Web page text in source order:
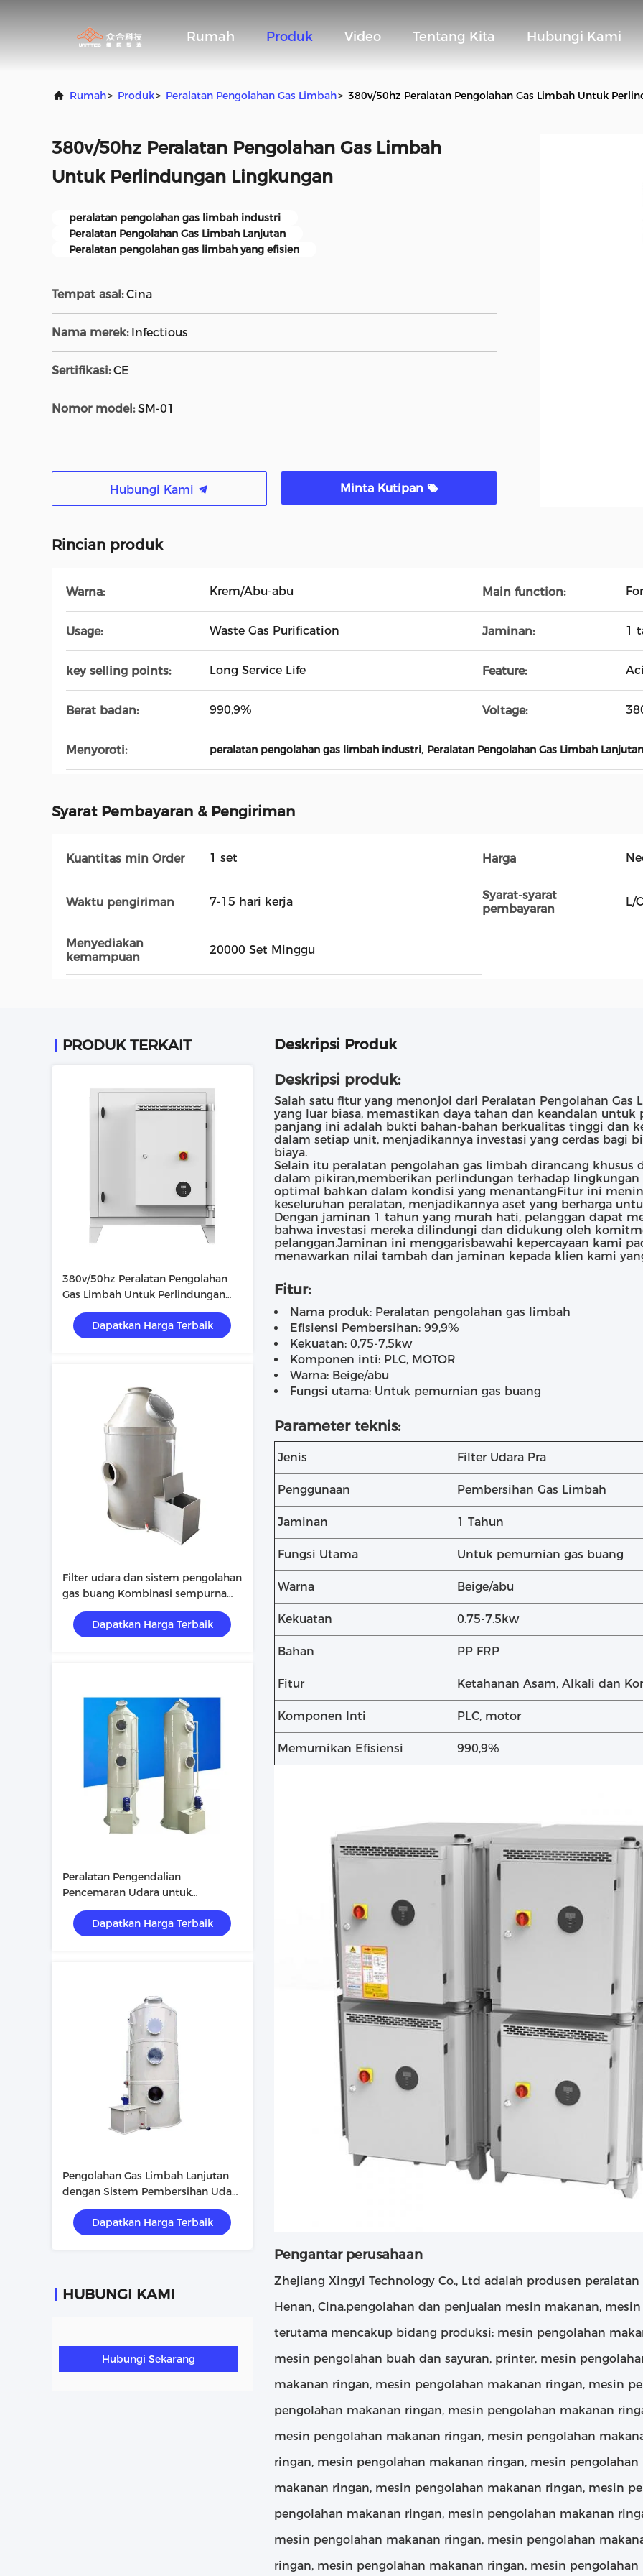
Rumah Produk Video Tentang Kita Hubungi Kami
Rumah> Produk> Peralatan Pengolahan Gas Limbah> 380v/50hz Peralatan Pengolahan Gas Limbah Untuk
380v/50hz Peralatan Pengolahan Gas Limbah
Untuk Perlindungan Lingkungan
peralatan pengolahan gas limbah industri
Peralatan Pengolahan Gas Limbah Lanjutan
Peralatan pengolahan gas limbah yang efisien
Tempat asal: Cina
Nama merek: Infectious
Sertifikasi: CE
Nomor model: SM-01
Hubungi Kami Minta Kutipan
Rincian produk
Warna: Krem/Abu-abu Main function:
Usage: Waste Gas Purification Jaminan: 1
key selling points: Long Service Life Feature:
Berat badan: 990,9% Voltage:
Menyoroti: peralatan pengolahan gas limbah industri, Peralatan Pengolahan Gas Limbah Lanjutan
Syarat Pembayaran & Pengiriman
Kuantitas min Order 1 set Harga
Waktu pengiriman 7-15 hari kerja
Syarat-syarat
pembayaran
L/
Menyediakan
kemampuan
20000 Set Minggu
PRODUK TERKAIT
380v/50hz Peralatan Pengolahan
Gas Limbah Untuk Perlindungan
Lingkungan
Dapatkan Harga Terbaik
Filter udara dan sistem pengolahan
gas buang Kombinasi sempurna
untuk pemurnian gas limbah
Dapatkan Harga Terbaik
Peralatan Pengendalian
Pencemaran Udara untuk
Perlindungan Lingkungan
Dapatkan Harga Terbaik
Pengolahan Gas Limbah Lanjutan
dengan Sistem Pembersihan Udara
PP FRP di Lingkungan Industri
Dapatkan Harga Terbaik
HUBUNGI KAMI
Hubungi Sekarang
Deskripsi Produk
Deskripsi produk:
Salah satu fitur yang menonjol dari Peralatan Pengolahan Gas
yang luar biasa, memastikan daya tahan dan keandalan untuk
panjang ini adalah bukti bahan-bahan berkualitas tinggi dan
dalam setiap unit, menjadikannya investasi yang cerdas bagi
biaya.
Selain itu peralatan pengolahan gas limbah dirancang khusus
dalam pikiran,memberikan perlindungan terhadap
optimal bahkan dalam kondisi yang menantangFitur ini
keseluruhan peralatan, menjadikannya aset yang berharga
Dengan jaminan 1 tahun yang murah hati, pelanggan dapat
bahwa investasi mereka dilindungi dan didukung oleh
pelanggan.Jaminan ini menggarisbawahi kepercayaan kami
menawarkan nilai tambah dan jaminan kepada klien kami
Fitur:
Nama produk: Peralatan pengolahan gas limbah
Efisiensi Pembersihan: 99,9%
Kekuatan: 0,75-7,5kw
Komponen inti: PLC, MOTOR
Warna: Beige/abu
Fungsi utama: Untuk pemurnian gas buang
Parameter teknis:
Jenis Filter Udara Pra
Penggunaan Pembersihan Gas Limbah
Jaminan 1 Tahun
Fungsi Utama Untuk pemurnian gas buang
Warna Beige/abu
Kekuatan 0.75-7.5kw
Bahan PP FRP
Fitur Ketahanan Asam, Alkali dan
Komponen Inti PLC, motor
Memurnikan Efisiensi 990,9%
Pengantar perusahaan
Zhejiang Xingyi Technology Co., Ltd adalah produsen
Henan, Cina.pengolahan dan penjualan mesin makanan,
terutama mencakup bidang produksi: mesin pengolahan
mesin pengolahan buah dan sayuran, printer, mesin
makanan ringan, mesin pengolahan makanan ringan, mesin
pengolahan makanan ringan, mesin pengolahan makanan
mesin pengolahan makanan ringan, mesin pengolahan
ringan, mesin pengolahan makanan ringan, mesin
makanan ringan, mesin pengolahan makanan ringan, mesin
pengolahan makanan ringan, mesin pengolahan makanan
mesin pengolahan makanan ringan, mesin pengolahan
ringan, mesin pengolahan makanan ringan, mesin